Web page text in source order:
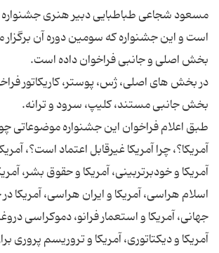
مسعود شجاعی طباطبایی دبیر هنری جشنواره
است و این جشنواره که سومین دوره آن
در بخش های اصلی، ژس، پوستر، کاریکاتور
طبق اعلام فراخوان این جشنواره موضوعاتی
آمریکا؟، چرا آمریکا غیرقابل اعتماد است؟،
آمریکا و خودبرتربینی، آمریکا و حقوق بشر،
اسلام هراسی، آمریکا و ایران هراسی، آمریکا
جهانی، آمریکا و استعمار فرانو، دموکراسی
آمریکا و دیکتاتوری، آمریکا و تروریسم پروری